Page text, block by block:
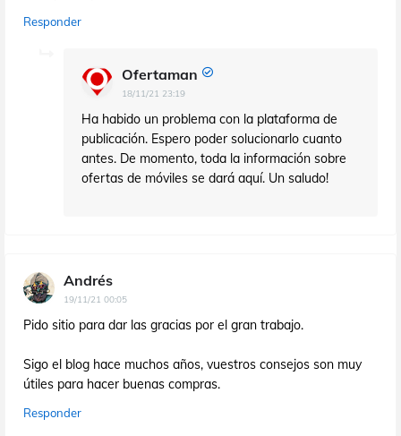
Responder
Ofertaman
18/11/21 23:19
Ha habido un problema con la plataforma de
publicación. Espero poder solucionarlo cuanto
antes. De momento, toda la información sobre
ofertas de móviles se dará aquí. Un saludo!
Andrés
19/11/21 00:05
Pido sitio para dar las gracias por el gran trabajo.
Sigo el blog hace muchos años, vuestros consejos son muy
útiles para hacer buenas compras.
Responder